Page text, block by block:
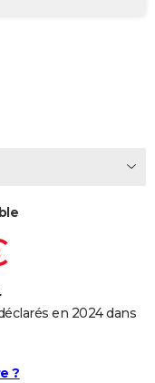
en 2024 dans
?